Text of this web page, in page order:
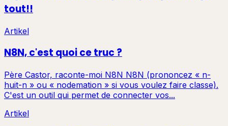
tout!!
Artikel
N8N, c'est quoi ce truc ?
Père Castor, raconte-moi N8N N8N (prononcez « n-
huit-n » ou « nodemation » si vous voulez faire classe).
C'est un outil qui permet de connecter vos...
Artikel